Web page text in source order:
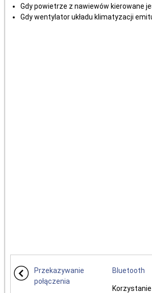
Gdy powietrze z nawiewów kierowane
Gdy wentylator układu klimatyzacji
Przekazywanie
połączenia
Bluetooth